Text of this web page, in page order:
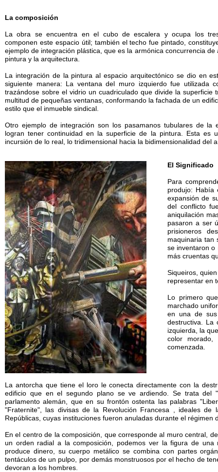
La composición
La obra se encuentra en el cubo de escalera y ocupa los
componen este espacio útil; también el techo fue pintado,
ejemplo de integración plástica, que es la armónica concurrencia de
pintura y la arquitectura.
La integración de la pintura al espacio arquitectónico se dio en
siguiente manera: La ventana del muro izquierdo fue utilizada
trazándose sobre el vidrio un cuadriculado que divide la superficie
multitud de pequeñas ventanas, conformando la fachada de un
estilo que el inmueble sindical.
Otro ejemplo de integración son los pasamanos tubulares de la
logran tener continuidad en la superficie de la pintura. Esta es
incursión de lo real, lo tridimensional hacia la bidimensionalidad del
El Significado
Para
produjo: Había
expansión de
del conflicto
aniquilación
pasaron a ser
prisioneros
maquinaria tan
se inventaron o
más cruentas
Siqueiros,
representar en
Lo primero
marchado
en una de
destructiva. La
izquierda, la
color
comenzada.
La antorcha que tiene el loro le conecta directamente con la
edificio que en el segundo plano se ve ardiendo. Se trata del
parlamento alemán, que en su frontón ostenta las palabras
"Fraternite", las divisas de la Revolución Francesa , ideales de
Repúblicas, cuyas instituciones fueron anuladas durante el régimen
En el centro de la composición, que corresponde al muro central,
un orden radial a la composición, podemos ver la figura de una
produce dinero, su cuerpo metálico se combina con partes
tentáculos de un pulpo, por demás monstruosos por el hecho de
devoran a los hombres.